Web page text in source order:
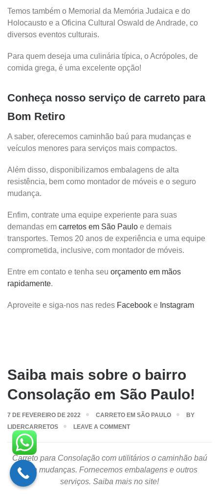
Temos também o Memorial da Memória Judaica e do
Holocausto e a Oficina Cultural Oswald de Andrade, co
diversos eventos culturais.
Para quem deseja uma culinária típica, o Acrópoles, de
comida grega, é uma excelente opção!
Conheça nosso serviço de carreto para
Bom Retiro
A saber, oferecemos caminhão baú para mudanças e
veículos menores para serviços mais compactos.
Além disso, disponibilizamos embalagens de alta
resistência, bem como montador de móveis e o seguro
mudança.
Enfim, contrate uma equipe experiente para suas
demandas em carretos em São Paulo e demais
transportes. Temos 20 anos de experiência e uma equipe
comprometida, inclusive, com montador de móveis.
Entre em contato e tenha seu orçamento em mãos
rapidamente.
Aproveite e siga-nos nas redes Facebook e Instagram
Saiba mais sobre o bairro
Consolação em São Paulo!
7 DE FEVEREIRO DE 2022 CARRETO EM SÃO PAULO
BY
LIDERCARRETOS
LEAVE A COMMENT
Carreto para Consolação com utilitários o caminhão baú
para mudanças. Fornecemos embalagens e outros
serviços. Saiba mais no site!